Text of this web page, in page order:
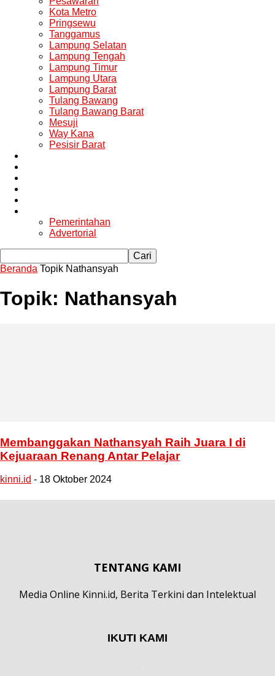
Kota Metro
Pringsewu
Tanggamus
Lampung Selatan
Lampung Tengah
Lampung Timur
Lampung Utara
Lampung Barat
Tulang Bawang
Tulang Bawang Barat
Mesuji
Way Kana
Pesisir Barat
Pemerintahan
Advertorial
Beranda Topik Nathansyah
Topik: Nathansyah
Membanggakan Nathansyah Raih Juara I di
Kejuaraan Renang Antar Pelajar
kinni.id - 18 Oktober 2024
TENTANG KAMI
Media Online Kinni.id, Berita Terkini dan Intelektual
IKUTI KAMI